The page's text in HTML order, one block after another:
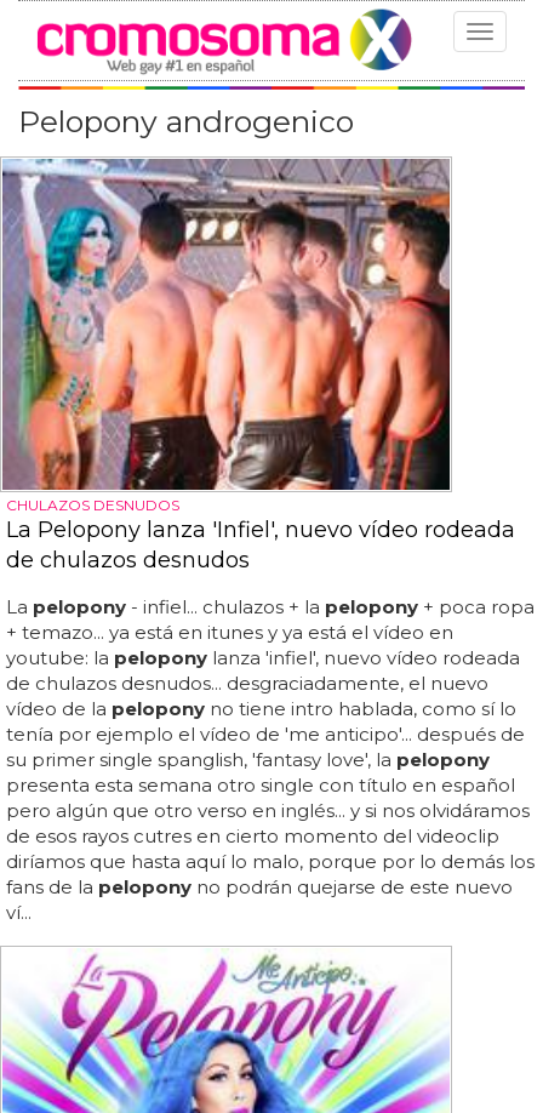
Toggle
Pelopony androgenico
CHULAZOS DESNUDOS
La Pelopony lanza 'Infiel', nuevo vídeo rodeada
de chulazos desnudos
La pelopony - infiel... chulazos + la pelopony + poca ropa
+ temazo... ya está en itunes y ya está el vídeo en
youtube: la pelopony lanza 'infiel', nuevo vídeo rodeada
de chulazos desnudos... desgraciadamente, el nuevo
vídeo de la pelopony no tiene intro hablada, como sí lo
tenía por ejemplo el vídeo de 'me anticipo'... después de
su primer single spanglish, 'fantasy love', la pelopony
presenta esta semana otro single con título en español
pero algún que otro verso en inglés... y si nos olvidáramos
de esos rayos cutres en cierto momento del videoclip
diríamos que hasta aquí lo malo, porque por lo demás los
fans de la pelopony no podrán quejarse de este nuevo
ví...